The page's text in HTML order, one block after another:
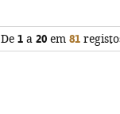
De 1a 20em 81